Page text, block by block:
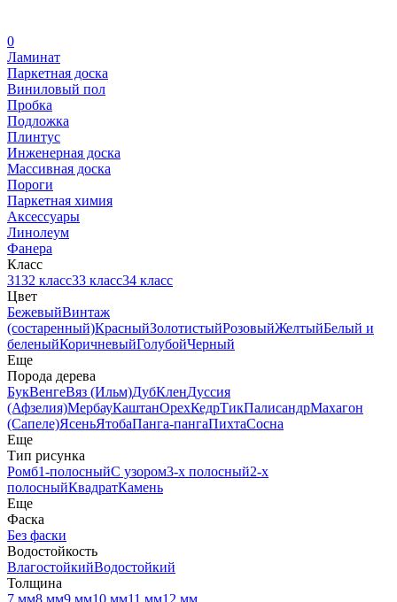
0
Ламинат
Паркетная доска
Виниловый пол
Пробка
Подложка
Плинтус
Инженерная доска
Массивная доска
Пороги
Паркетная химия
Аксессуары
Линолеум
Фанера
Класс
3132 класс33 класс34 класс
Цвет
БежевыйВинтаж
(состаренный)КрасныйЗолотистыйРозовыйЖелтыйБелый и
беленыйКоричневыйГолубойЧерный
Еще
Порода дерева
БукВенгеВяз (Ильм)ДубКленДуссия
(Афзелия)МербауКаштанОрехКедрТикПалисандрМахагон
(Сапеле)ЯсеньЯтобаПанга-пангаПихтаСосна
Еще
Тип рисунка
Ромб1-полосныйС узором3-х полосный2-х
полосныйКвадратКамень
Еще
Фаска
Без фаски
Водостойкость
ВлагостойкийВодостойкий
Толщина
7 мм8 мм9 мм10 мм11 мм12 мм